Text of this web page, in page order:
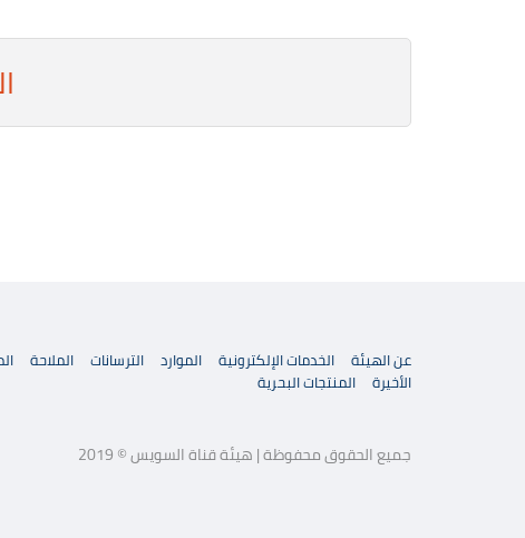
عن الهيئة الخدمات الإلكترونية الموارد الترسانات الملاحة
الأخيرة
المنتجات البحرية
جميع الحقوق محفوظة | هيئة قناة السويس © 2019